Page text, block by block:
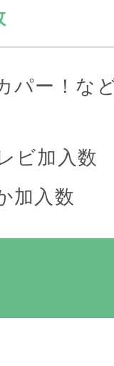
パー！な
ビ加入数
加入数